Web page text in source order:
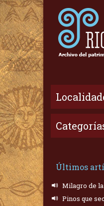
Últimos
Milagro de
Pinos que